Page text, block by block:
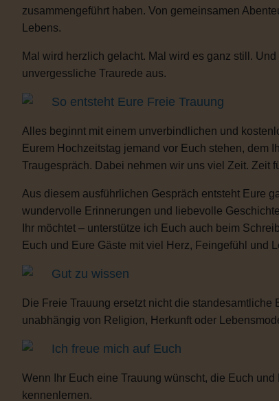
zusammengeführt haben. Von gemeinsamen
Lebens.
Mal wird herzlich gelacht. Mal wird es ganz still.
unvergessliche Traurede aus.
So entsteht Eure Freie Trauung
Alles beginnt mit einem unverbindlichen und
Eurem Hochzeitstag jemand vor Euch stehen, dem
Traugespräch. Dabei nehmen wir uns viel Zeit. Zeit
Aus diesem ausführlichen Gespräch entsteht Eure
wundervolle Erinnerungen und liebevolle
Ihr möchtet – unterstütze ich Euch auch beim
Euch und Eure Gäste mit viel Herz, Feingefühl und
Gut zu wissen
Die Freie Trauung ersetzt nicht die
unabhängig von Religion, Herkunft oder
Ich freue mich auf Euch
Wenn Ihr Euch eine Trauung wünscht, die Euch
kennenlernen.